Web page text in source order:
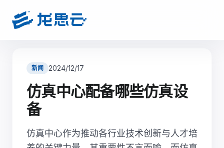
新闻 2024/12/17
仿真中心配备哪些仿真设
备
仿真中心作为推动各行业技术创新与人才培